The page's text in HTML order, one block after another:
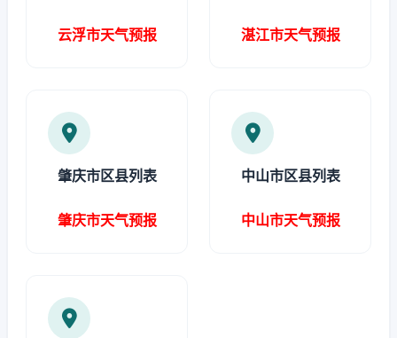
云浮市天气预报 湛江市天气预报
肇庆市区县列表
肇庆市天气预报
中山市区县列表
中山市天气预报